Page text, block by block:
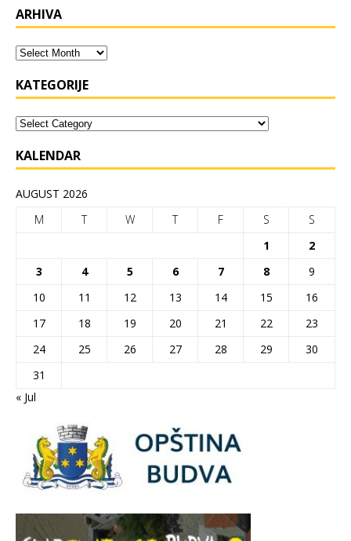
ARHIVA
KATEGORIJE
KALENDAR
AUGUST 2026
M
T W T F S
S
1
2
3
4 5 6 7 8
9
10
11 12 13 14 15
16
17
18 19 20 21 22
23
24
25 26 27 28 29
30
31
« Jul